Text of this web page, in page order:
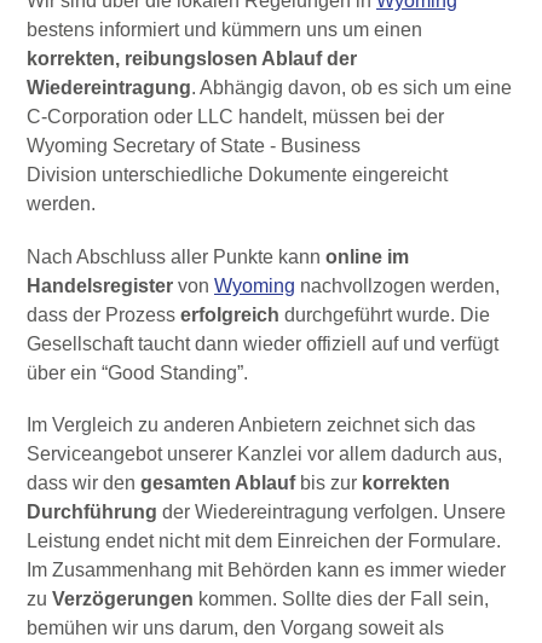
bestens informiert und kümmern uns um einen
korrekten, reibungslosen Ablauf der
Wiedereintragung. Abhängig davon, ob es sich um eine
C-Corporation oder LLC handelt, müssen bei der
Wyoming Secretary of State - Business
Division unterschiedliche Dokumente eingereicht
werden.
Nach Abschluss aller Punkte kann online im
Handelsregister von Wyoming nachvollzogen werden,
dass der Prozess erfolgreich durchgeführt wurde. Die
Gesellschaft taucht dann wieder offiziell auf und verfügt
über ein “Good Standing”.
Im Vergleich zu anderen Anbietern zeichnet sich das
Serviceangebot unserer Kanzlei vor allem dadurch aus,
dass wir den gesamten Ablaufbis zur korrekten
Durchführung der Wiedereintragung verfolgen. Unsere
Leistung endet nicht mit dem Einreichen der Formulare.
Im Zusammenhang mit Behörden kann es immer wieder
zu Verzögerungen kommen. Sollte dies der Fall sein,
bemühen wir uns darum, den Vorgang soweit als